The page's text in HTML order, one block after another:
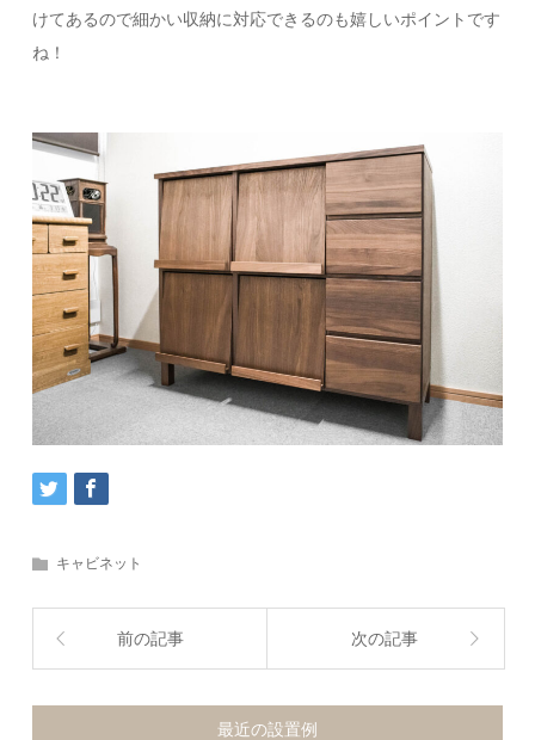
けてあるので細かい収納に対応できるのも嬉しいポイントです
ね！
キャビネット
前の記事 次の記事
最近の設置例